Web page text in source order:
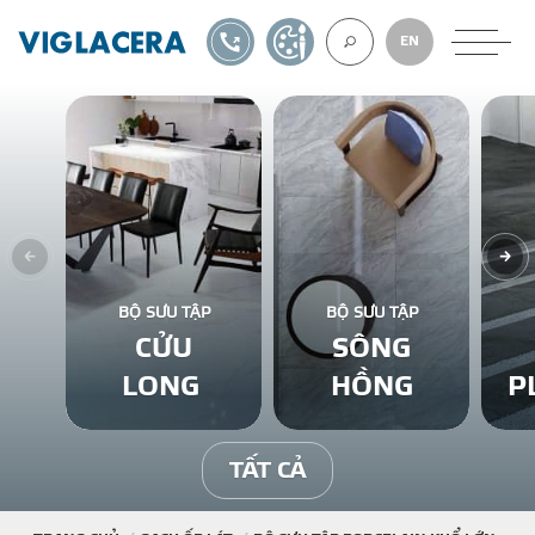
VỀ CHÚNG
GẠCH ỐP LÁT
BÊ TÔNG KHÍ
NGÓI LỢP
EN
1900561582TỰ THIẾT KẾ
BỘ SƯU TẬP
CỬU
LONG
BỘ SƯU TẬP
SÔNG
HỒNG
TẤT CẢ